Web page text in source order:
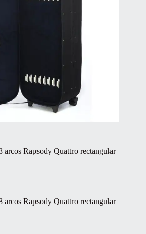
Rapsody Quattro rectangular
Rapsody Quattro rectangular